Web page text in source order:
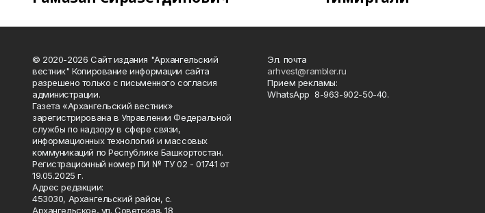
© 2020-2026 Сайт издания "Архангельский
вестник" Копирование информации сайта
разрешено только с письменного согласия
администрации.
Газета «Архангельский вестник»
зарегистрирована в Управлении Федеральной
службы по надзору в сфере связи,
информационных технологий и массовых
коммуникаций по Республике Башкортостан.
Регистрационный номер ПИ № ТУ 02 - 01741 от
19.05.2025 г.
Адрес редакции:
453030, Архангельский район, с.
Архангельское, ул. Советская, 18
Эл. почта
arhvest@rambler.ru
Прием рекламы:
WhatsApp 8-963-902-50-40.